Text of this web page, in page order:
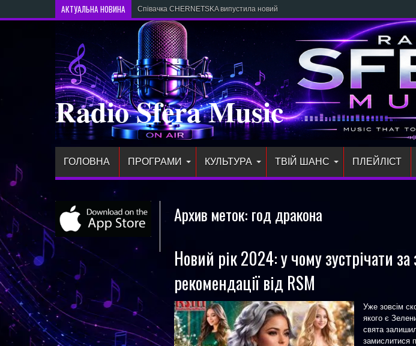
АКТУАЛЬНА НОВИНА Співачка CHERNETSKA випустила новий сингл «злітай» п
Radio Sfera Music
ГОЛОВНА ПРОГРАМИ КУЛЬТУРА ТВІЙ ШАНС ПЛЕЙЛIСТ
Архив меток: год дракона
Новий рік 2024: у чому зустрічати
рекомендації від RSM
Уже зовсім
якого є
свята
замислитися